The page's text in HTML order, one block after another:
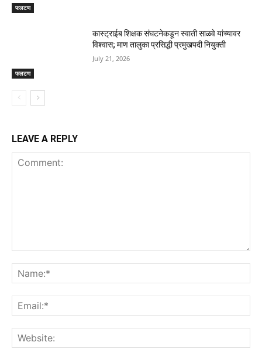
फलटण
फलटण
कास्ट्राईब शिक्षक संघटनेकडून स्वाती साळवे यांच्यावर
विश्वास; माण तालुका प्रसिद्धी प्रमुखपदी नियुक्ती
July 21, 2026
LEAVE A REPLY